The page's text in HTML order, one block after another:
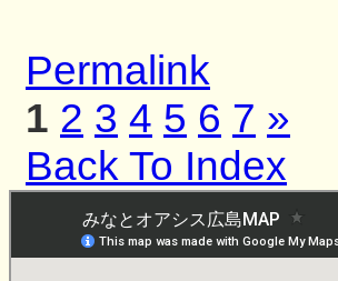
Permalink
1 2 3 4 5 6 7 »
Back To Index